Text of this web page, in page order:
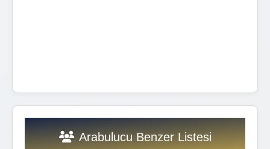
Arabulucu Benzer Listesi